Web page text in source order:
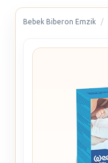
Bebek Biberon Emzik